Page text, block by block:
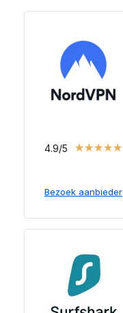
4.9/5 ★★★★★
Bezoek aanbieder